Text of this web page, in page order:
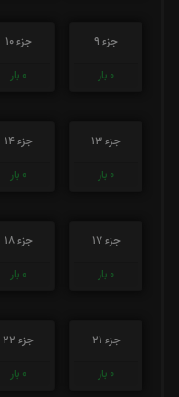
جزء 9
0 بار
جزء 10
0 بار
جزء 13
0 بار
جزء 14
0 بار
جزء 17
0 بار
جزء 18
0 بار
جزء 21
0 بار
جزء 22
0 بار